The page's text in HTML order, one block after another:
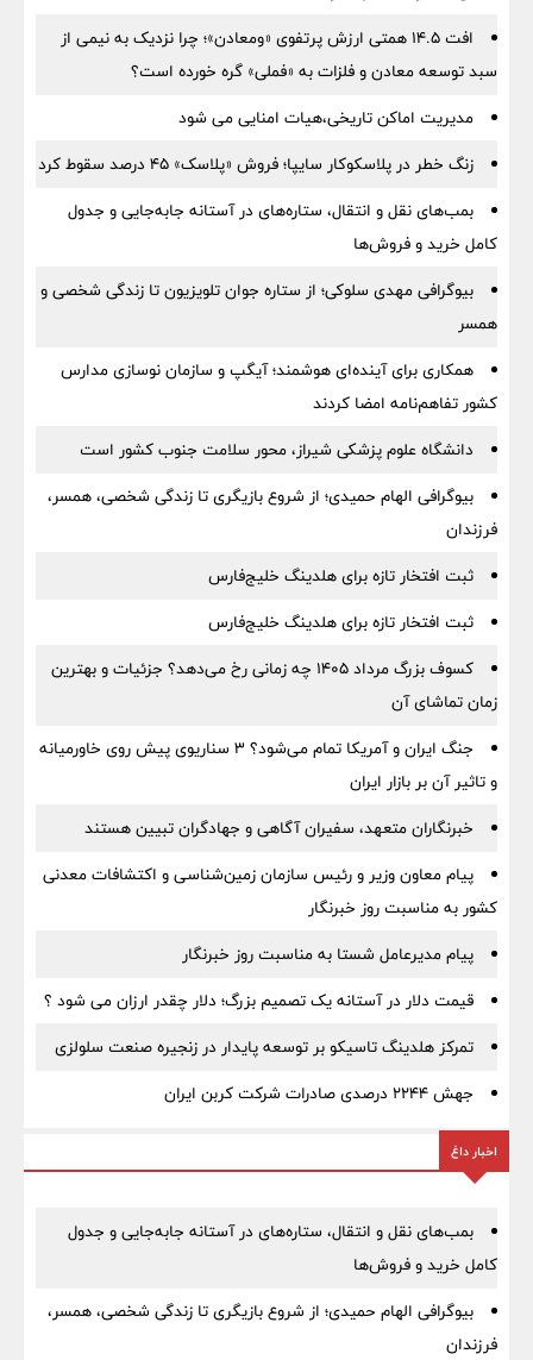
افت ۱۴.۵ همتی ارزش پرتفوی «ومعادن»؛ چرا نزدیک به نیمی از
سبد توسعه معادن و فلزات به «فملی» گره خورده است؟
مدیریت اماکن تاریخی،هیات امنایی می شود
زنگ خطر در پلاسکوکار سایپا؛ فروش «پلاسک» ۴۵ درصد سقوط کرد
بمب‌های نقل و انتقال، ستاره‌های در آستانه جابه‌جایی و جدول
کامل خرید و فروش‌ها
بیوگرافی مهدی سلوکی؛ از ستاره جوان تلویزیون تا زندگی شخصی و
همسر
همکاری برای آینده‌ای هوشمند؛ آیگپ و سازمان نوسازی مدارس
کشور تفاهم‌نامه امضا کردند
دانشگاه علوم پزشکی شیراز، محور سلامت جنوب کشور است
بیوگرافی الهام حمیدی؛ از شروع بازیگری تا زندگی شخصی، همسر،
فرزندان
ثبت افتخار تازه برای هلدینگ خلیج‌فارس
ثبت افتخار تازه برای هلدینگ خلیج‌فارس
کسوف بزرگ مرداد ۱۴۰۵ چه زمانی رخ می‌دهد؟ جزئیات و بهترین
زمان تماشای آن
جنگ ایران و آمریکا تمام می‌شود؟ ۳ سناریوی پیش روی خاورمیانه
و تاثیر آن بر بازار ایران
خبرنگاران متعهد، سفیران آگاهی و جهادگران تبیین هستند
پیام معاون وزیر و رئیس سازمان زمین‌شناسی و اکتشافات معدنی
کشور به مناسبت روز خبرنگار
پیام مدیرعامل شستا به مناسبت روز خبرنگار
قیمت دلار در آستانه یک تصمیم بزرگ؛ دلار چقدر ارزان می شود ؟
تمرکز هلدینگ تاسیکو بر توسعه پایدار در زنجیره صنعت سلولزی
جهش ۲۲۴۴ درصدی صادرات شرکت کربن ایران
اخبار داغ
بمب‌های نقل و انتقال، ستاره‌های در آستانه جابه‌جایی و جدول
کامل خرید و فروش‌ها
بیوگرافی الهام حمیدی؛ از شروع بازیگری تا زندگی شخصی، همسر،
فرزندان